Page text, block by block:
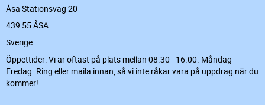
Åsa Stationsväg 20
439 55 ÅSA
Sverige
Öppettider: Vi är oftast på plats mellan 08.30 - 16.00. Måndag-
Fredag. Ring eller maila innan, så vi inte råkar vara på uppdrag när du
kommer!